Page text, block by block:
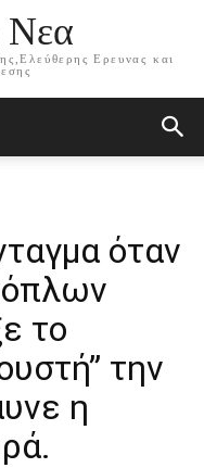
Νεα
Ερευνας και
όταν
το
την
η